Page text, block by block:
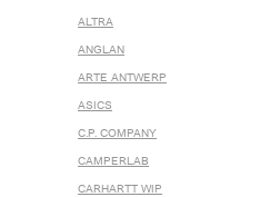
ALTRA
ANGLAN
ARTE ANTWERP
ASICS
C.P. COMPANY
CAMPERLAB
CARHARTT WIP